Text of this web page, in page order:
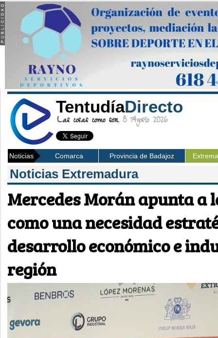
TentudíaDirecto
Las cosas como son. 8 Agosto 2026
Noticias Comarca Provincia de Badajoz
Noticias Extremadura
Mercedes Morán apunta a
como una necesidad
desarrollo económico e
región